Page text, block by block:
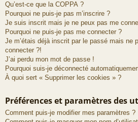
Qu’est-ce que la COPPA ?
Pourquoi ne puis-je pas m’inscrire ?
Je suis inscrit mais je ne peux pas me
Pourquoi ne puis-je pas me connecter ?
Je m’étais déjà inscrit par le passé mais ne
connecter ?!
J’ai perdu mon mot de passe !
Pourquoi suis-je déconnecté
À quoi sert « Supprimer les cookies » ?
Préférences et paramètres des
Comment puis-je modifier mes paramètres ?